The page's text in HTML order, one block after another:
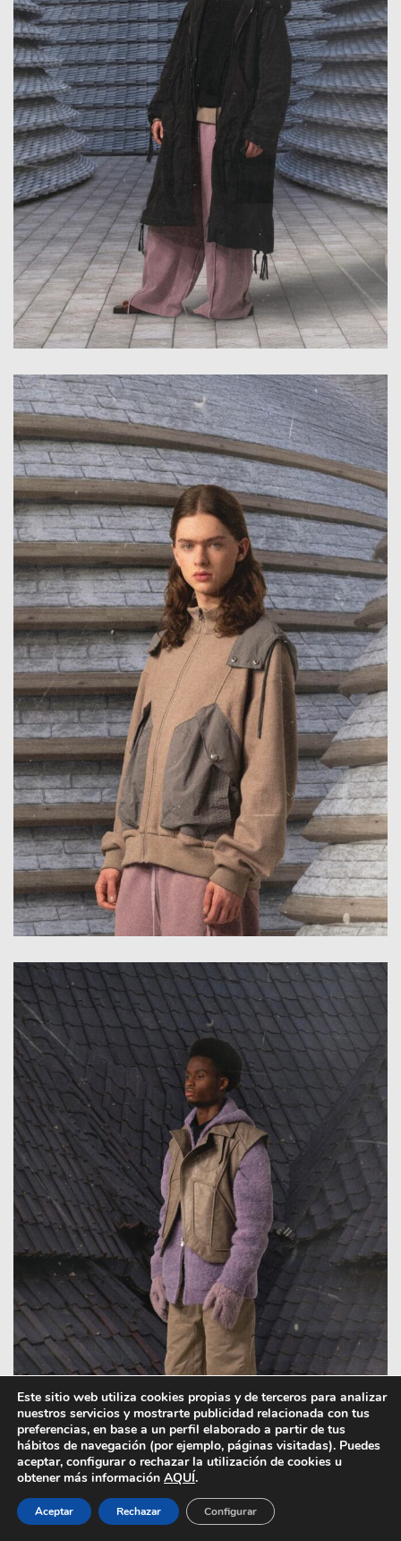
Este sitio web utiliza cookies propias y de terceros para analizar
nuestros servicios y mostrarte publicidad relacionada con tus
preferencias, en base a un perfil elaborado a partir de tus
hábitos de navegación (por ejemplo, páginas visitadas). Puedes
aceptar, configurar o rechazar la utilización de cookies u
obtener más información AQUÍ.
Aceptar Rechazar Configurar